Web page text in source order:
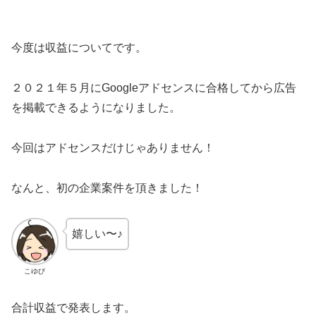
今度は収益についてです。
２０２１年５月にGoogleアドセンスに合格してから広告
を掲載できるようになりました。
今回はアドセンスだけじゃありません！
なんと、初の企業案件を頂きました！
こゆび
嬉しい〜♪
合計収益で発表します。